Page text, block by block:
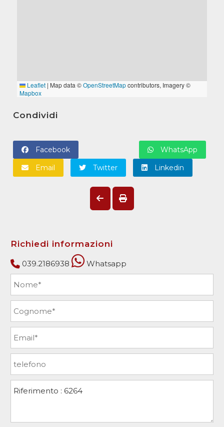
Condividi
Facebook
WhatsApp
Email
Twitter Linkedin
Richiedi informazioni
039.2186938 Whatsapp